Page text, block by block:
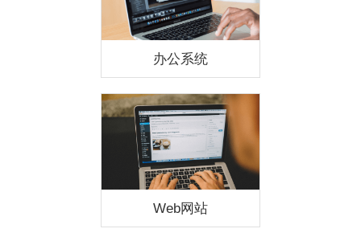
办公系统
Web网站